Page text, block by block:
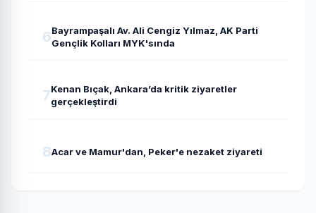
6Bayrampaşalı Av. Ali Cengiz Yılmaz, AK Parti
Gençlik Kolları MYK'sında
7Kenan Bıçak, Ankara’da kritik ziyaretler
gerçekleştirdi
8Acar ve Mamur'dan, Peker'e nezaket ziyareti